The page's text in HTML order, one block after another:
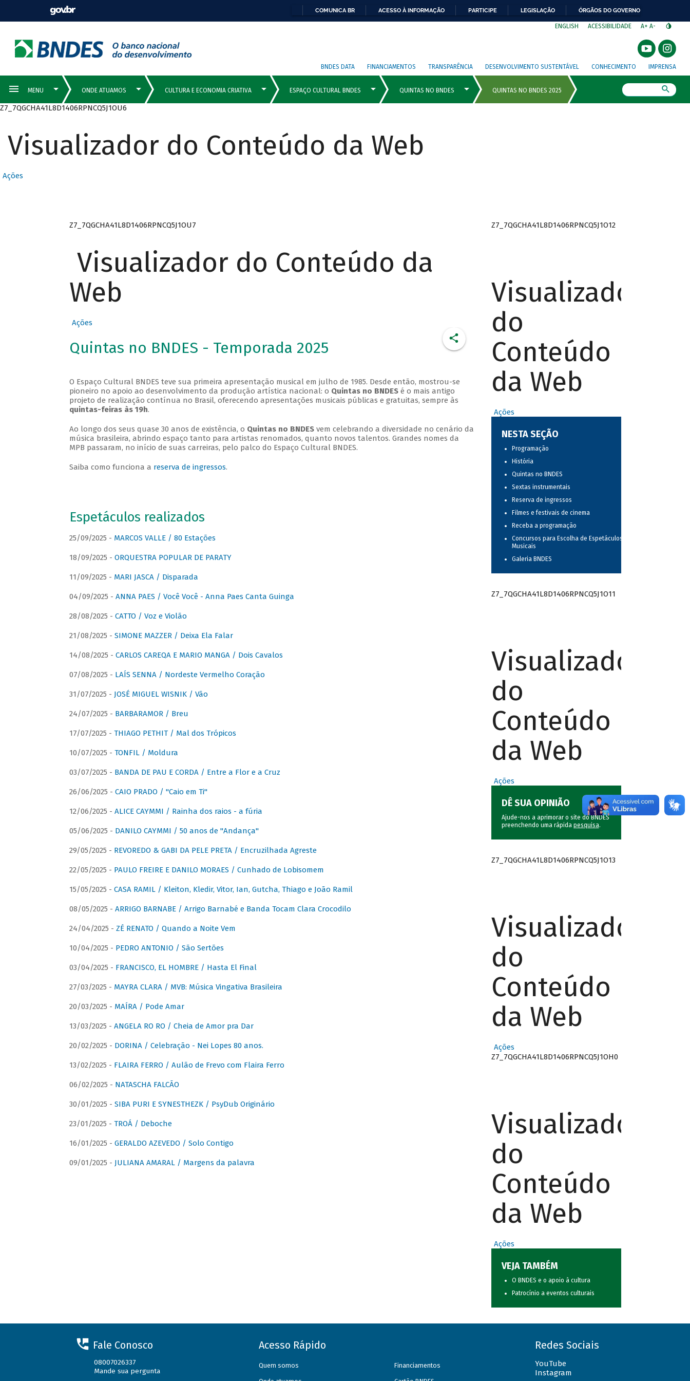
COMUNICA BR ACESSO À INFORMAÇÃO PARTICIPE LEGISLAÇÃO ÓRGÃOS DO GOVERNO
ENGLISH ACESSIBILIDADE A+ A-
BNDES DATA FINANCIAMENTOS TRANSPARÊNCIA DESENVOLVIMENTO SUSTENTÁVEL CONHECIMENTO IMPRENSA
Z7_7QGCHA41L8D1406RPNCQ5J1OU6
Visualizador do Conteúdo da Web
Ações
Z7_7QGCHA41L8D1406RPNCQ5J1OU7
Visualizador do Conteúdo da
Web
Ações
Quintas no BNDES - Temporada 2025
O Espaço Cultural BNDES teve sua primeira apresentação musical em julho de 1985. Desde então, mostrou-se
pioneiro no apoio ao desenvolvimento da produção artística nacional: o Quintas no BNDESé o mais antigo
projeto de realização contínua no Brasil, oferecendo apresentações musicais públicas e gratuitas, sempre às
quintas-feiras às 19h.
Ao longo dos seus quase 30 anos de existência, o Quintas no BNDESvem celebrando a diversidade no cenário da
música brasileira, abrindo espaço tanto para artistas renomados, quanto novos talentos. Grandes nomes da
MPB passaram, no início de suas carreiras, pelo palco do Espaço Cultural BNDES.
Saiba como funciona a reserva de ingressos.
Espetáculos realizados
25/09/2025 - MARCOS VALLE / 80 Estações
18/09/2025 - ORQUESTRA POPULAR DE PARATY
11/09/2025 - MARI JASCA / Disparada
04/09/2025 - ANNA PAES / Você Você - Anna Paes Canta Guinga
28/08/2025 - CATTO / Voz e Violão
21/08/2025 - SIMONE MAZZER / Deixa Ela Falar
14/08/2025 - CARLOS CAREQA E MARIO MANGA / Dois Cavalos
07/08/2025 - LAÍS SENNA / Nordeste Vermelho Coração
31/07/2025 - JOSÉ MIGUEL WISNIK / Vão
24/07/2025 - BARBARAMOR / Breu
17/07/2025 - THIAGO PETHIT / Mal dos Trópicos
10/07/2025 - TONFIL / Moldura
03/07/2025 - BANDA DE PAU E CORDA / Entre a Flor e a Cruz
26/06/2025 - CAIO PRADO / "Caio em Ti"
12/06/2025 - ALICE CAYMMI / Rainha dos raios - a fúria
05/06/2025 - DANILO CAYMMI / 50 anos de "Andança"
29/05/2025 - REVOREDO & GABI DA PELE PRETA / Encruzilhada Agreste
22/05/2025 - PAULO FREIRE E DANILO MORAES / Cunhado de Lobisomem
15/05/2025 - CASA RAMIL / Kleiton, Kledir, Vitor, Ian, Gutcha, Thiago e João Ramil
08/05/2025 - ARRIGO BARNABE / Arrigo Barnabé e Banda Tocam Clara Crocodilo
24/04/2025 - ZÉ RENATO / Quando a Noite Vem
10/04/2025 - PEDRO ANTONIO / São Sertões
03/04/2025 - FRANCISCO, EL HOMBRE / Hasta El Final
27/03/2025 - MAYRA CLARA / MVB: Música Vingativa Brasileira
20/03/2025 - MAÍRA / Pode Amar
13/03/2025 - ANGELA RO RO / Cheia de Amor pra Dar
20/02/2025 - DORINA / Celebração - Nei Lopes 80 anos.
13/02/2025 - FLAIRA FERRO / Aulão de Frevo com Flaira Ferro
06/02/2025 - NATASCHA FALCÃO
30/01/2025 - SIBA PURI E SYNESTHEZK / PsyDub Originário
23/01/2025 - TROÁ / Deboche
16/01/2025 - GERALDO AZEVEDO / Solo Contigo
09/01/2025 - JULIANA AMARAL / Margens da palavra
Z7_7QGCHA41L8D1406RPNCQ5J1O12
Visualizador
do
Conteúdo
da Web
Ações
NESTA SEÇÃO
Programação
História
Quintas no BNDES
Sextas instrumentais
Reserva de ingressos
Filmes e festivais de cinema
Receba a programação
Concursos para Escolha de Espetáculos
Musicais
Galeria BNDES
Z7_7QGCHA41L8D1406RPNCQ5J1O11
Visualizador
do
Conteúdo
da Web
Ações
DÊ SUA OPINIÃO
Ajude-nos a aprimorar o site do BNDES
preenchendo uma rápida pesquisa.
Z7_7QGCHA41L8D1406RPNCQ5J1O13
Visualizador
do
Conteúdo
da Web
Ações
Z7_7QGCHA41L8D1406RPNCQ5J1OH0
Visualizador
do
Conteúdo
da Web
Ações
VEJA TAMBÉM
O BNDES e o apoio à cultura
Patrocínio a eventos culturais
Fale Conosco
08007026337
Mande sua pergunta
Acesso Rápido
Quem somos Financiamentos
Redes Sociais
YouTube
Instagram